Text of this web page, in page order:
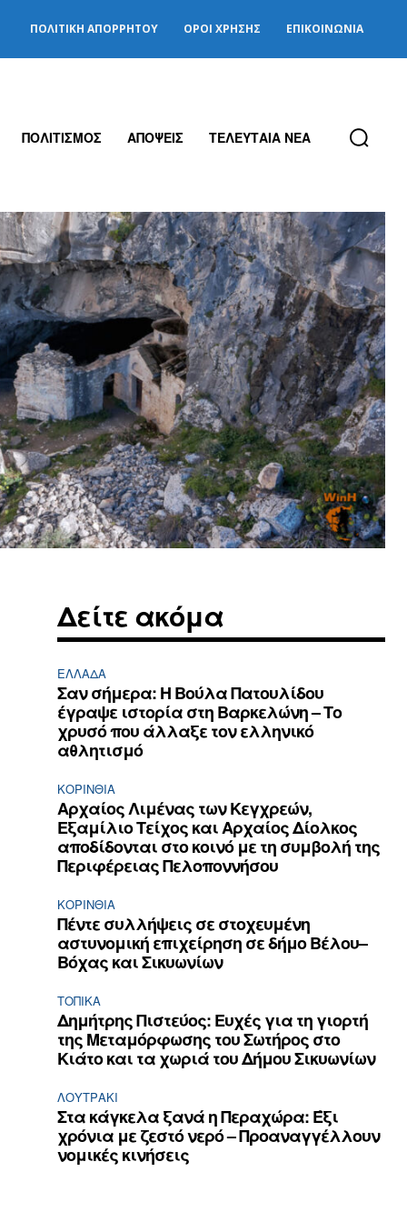
ΠΟΛΙΤΙΚΉ ΑΠΟΡΡΉΤΟΥ ΌΡΟΙ ΧΡΉΣΗΣ ΕΠΙΚΟΙΝΩΝΊΑ
ΠΟΛΙΤΙΣΜΟΣ ΑΠΟΨΕΙΣ ΤΕΛΕΥΤΑΙΑ ΝΕΑ
Δείτε ακόμα
ΕΛΛΆΔΑ
Σαν σήμερα: Η Βούλα Πατουλίδου
έγραψε ιστορία στη Βαρκελώνη – Το
χρυσό που άλλαξε τον ελληνικό
αθλητισμό
ΚΟΡΙΝΘΊΑ
Αρχαίος Λιμένας των Κεγχρεών,
Εξαμίλιο Τείχος και Aρχαίος Δίολκος
αποδίδονται στο κοινό με τη συμβολή της
Περιφέρειας Πελοποννήσου
ΚΟΡΙΝΘΊΑ
Πέντε συλλήψεις σε στοχευμένη
αστυνομική επιχείρηση σε δήμο Βέλου–
Βόχας και Σικυωνίων
ΤΟΠΙΚΑ
Δημήτρης Πιστεύος: Ευχές για τη γιορτή
της Μεταμόρφωσης του Σωτήρος στο
Κιάτο και τα χωριά του Δήμου Σικυωνίων
ΛΟΥΤΡΆΚΙ
Στα κάγκελα ξανά η Περαχώρα: Έξι
χρόνια με ζεστό νερό – Προαναγγέλλουν
νομικές κινήσεις